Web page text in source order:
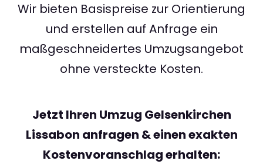
Wir bieten Basispreise zur Orientierung
und erstellen auf Anfrage ein
maßgeschneidertes Umzugsangebot
ohne versteckte Kosten.
Jetzt Ihren Umzug Gelsenkirchen
Lissabon anfragen & einen exakten
Kostenvoranschlag erhalten: